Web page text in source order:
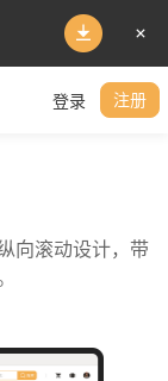
登录 注册
向滚动设计，带